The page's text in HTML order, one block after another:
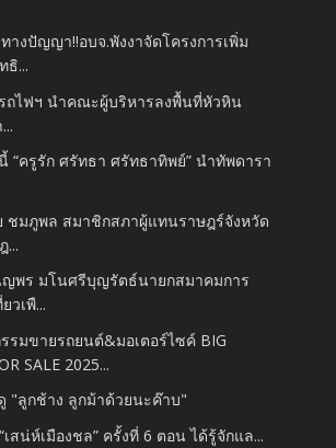
างปัญญา!!อบจ.พังงาจัดโครงการเพิ่ม
ธิ...
ถไฟฯ นำคณะผู้บริหารลงพื้นที่หัวหิน
“ครูรัก ศรัทธา ศรัทธาทิพย์” นำทัพดารา
ชมภูพล สมาชิกสภาผู้แทนราษฎร์จังหวัด
...
พร มโนศรีบุญรัตธ์นายกสมาคมการ
วเพื...
รมขายรถยนต์&มอเตอร์ไซค์ BIG
SALE 2025...
"ลูกช้าง ลูกม้าด้วยนะค๊าบ"
เสน่ห์เมืองชล” ครั้งที่ 6 ตอน ได้รู้จักแล...